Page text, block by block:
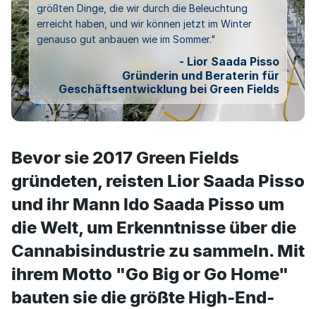
größten Dinge, die wir durch die Beleuchtung
erreicht haben, und wir können jetzt im Winter
genauso gut anbauen wie im Sommer."
- Lior Saada Pisso
Gründerin und Beraterin für
Geschäftsentwicklung bei Green Fields
Bevor sie 2017 Green Fields
gründeten, reisten Lior Saada Pisso
und ihr Mann Ido Saada Pisso um
die Welt, um Erkenntnisse über die
Cannabisindustrie zu sammeln. Mit
ihrem Motto "Go Big or Go Home"
bauten sie die größte High-End-